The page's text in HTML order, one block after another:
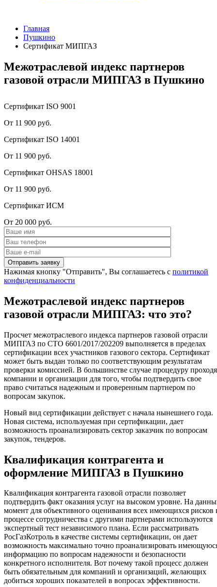
Главная
Пушкино
Сертификат МИПГАЗ
Межотраслевой индекс партнеров
газовой отрасли МИПГАЗ в Пушкино
Сертификат ISO 9001
От 11 900 руб.
Сертификат ISO 14001
От 11 900 руб.
Сертификат OHSAS 18001
От 11 900 руб.
Сертификат ИСМ
От 20 000 руб.
Нажимая кнопку "Отправить", Вы соглашаетесь с политикой
конфиденциальности
Межотраслевой индекс партнеров
газовой отрасли МИПГАЗ: что это?
Просчет межотраслевого индекса партнеров газовой отрасли
МИПГАЗ по СТО 6601/2017/202209 выполняется в пределах
сертификации всех участников газового сектора. Сертификат
может быть выдан только по соответствующим результатам
проверки комиссией. В большинстве случае процедуру
компании и организации для того, чтобы подтвердить свое
право считаться надежным и проверенным партнером по
вопросам закупок.
Новый вид сертификации действует с начала нынешнего года.
Новая система, используемая при сертификации, дает
возможность проанализировать сектор заказчик по вопросам
закупок, тендеров.
Квалификация контрагента и
оформление МИПГАЗ в Пушкино
Квалификация контрагента газовой отрасли позволяет
подтвердить факт оказания услуг на высоком уровне. На
момент для объективного оценивания всех имеющихся рисков
процессе сотрудничества с другими партнерами используются
экспертный тест независимого плана. Если рассматривать
РосГазКотроль в качестве системы сертификации, он дает
возможность максимально точно проанализировать
информацию по вопросам надежности и безопасности
конкретного исполнителя. Вот почему такой процесс должен
быть обязательным для компаний и организаций, желающих
добиться хороших показателей в вопросах эффективности.